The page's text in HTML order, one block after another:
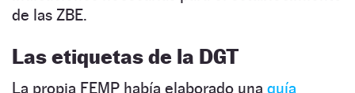
de las ZBE.
Las etiquetas de la DGT
La propia FEMP había elaborado una guía